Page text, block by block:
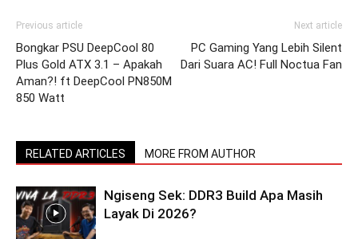
Previous article
Bongkar PSU DeepCool 80
Plus Gold ATX 3.1 – Apakah
Aman?! ft DeepCool PN850M
850 Watt
Next article
PC Gaming Yang Lebih Silent
Dari Suara AC! Full Noctua Fan
RELATED ARTICLES MORE FROM AUTHOR
Ngiseng Sek: DDR3 Build Apa Masih
Layak Di 2026?